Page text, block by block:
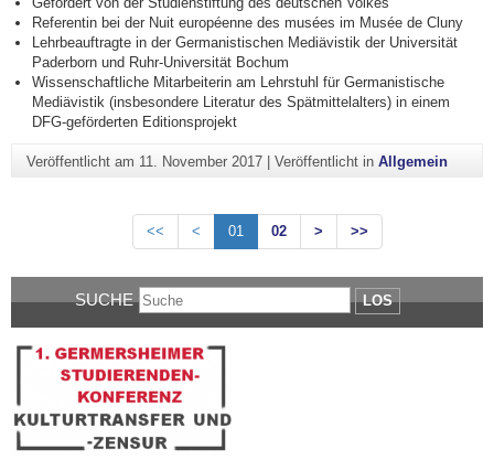
Referentin bei der Nuit européenne des musées im Musée de Cluny
Lehrbeauftragte in der Germanistischen Mediävistik der Universität
Paderborn und Ruhr-Universität Bochum
Wissenschaftliche Mitarbeiterin am Lehrstuhl für Germanistische
Mediävistik (insbesondere Literatur des Spätmittelalters) in einem
DFG-geförderten Editionsprojekt
Veröffentlicht am 11. November 2017| Veröffentlicht in Allgemein
<< < 01 02 > >>
SUCHE LOS